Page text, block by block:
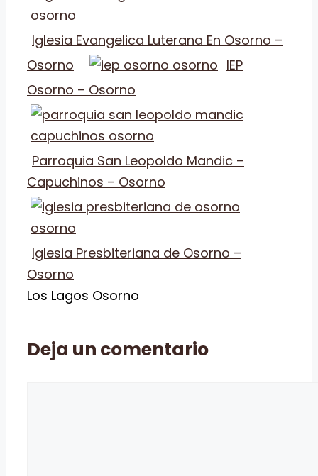
Iglesia Evangelica Luterana En Osorno –
Osorno
IEP
Osorno – Osorno
Parroquia San Leopoldo Mandic –
Capuchinos – Osorno
Iglesia Presbiteriana de Osorno –
Osorno
Categorías
Los Lagos Etiquetas
Osorno
Deja un comentario